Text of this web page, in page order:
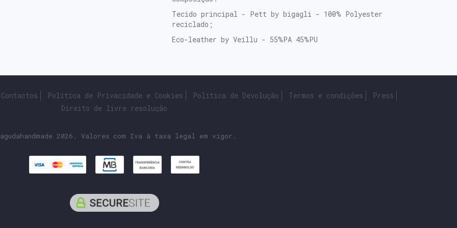
Tecido principal - Pett by bigagli - 100% Polyester
reciclado;
Eco-leather by Veillu - 55%PA 45%PU
Contactos Política de Privacidade e Cookies Política de Devolução Termos e condições
Press
Direito de livre resolução
2026. Valores com Iva à taxa legal em vigor.